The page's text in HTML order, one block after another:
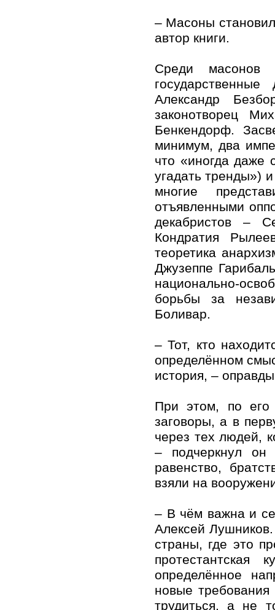
– Масоны
автор книги.
Среди масонов
Александр
законотворец
Бенкендорф.
минимум, два
что «иногда даже
угадать тренды»)
многие
отъявленными
декабристов –
Кондратия
теоретика
Джузеппе
национально-
борьбы за
Боливар.
– Тот, кто
определённом
история, –
При этом, по
заговоры, а в
через тех людей,
– подчеркнул
равенство,
взяли на
– В чём важна и
Алексей
страны, где это
определённое
новые
трудиться, а не